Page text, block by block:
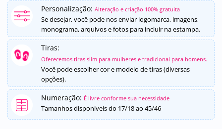
Personalização: Alteração e criação 100% gratuita
Se desejar, você pode nos enviar logomarca, imagens,
monograma, arquivos e fotos para incluir na estampa.
Tiras:
Oferecemos tiras slim para mulheres e tradicional para homens.
Você pode escolher cor e modelo de tiras (diversas
opções).
Numeração: É livre conforme sua necessidade
Tamanhos disponíveis do 17/18 ao 45/46